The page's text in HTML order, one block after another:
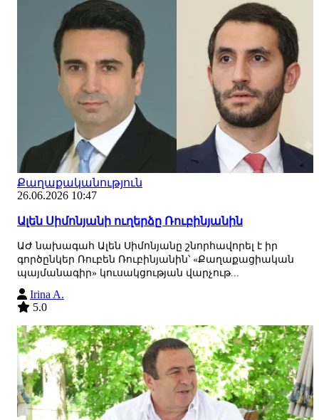
Քաղաքականություն
26.06.2026 10:47
Ալեն Սիմոնյանի ուղերձը Ռուբինյանին
ԱԺ նախագահ Ալեն Սիմոնյանը շնորհավորել է իր
գործընկեր Ռուբեն Ռուբինյանին՝ «Քաղաքացիական
պայմանագիր» կուսակցության վարչութ...
Irina A.
5.0